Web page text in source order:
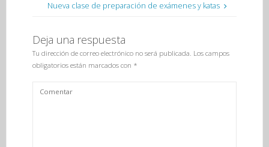
Nueva clase de preparación de exámenes y katas
Deja una respuesta
Tu dirección de correo electrónico no será publicada. Los campos
obligatorios están marcados con *